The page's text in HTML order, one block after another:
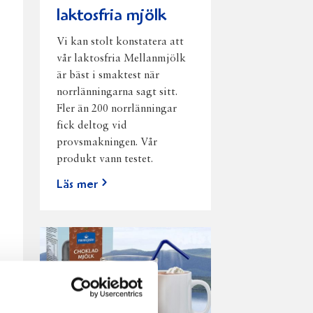
laktosfria mjölk
Vi kan stolt konstatera att
vår laktosfria Mellanmjölk
är bäst i smaktest när
norrlänningarna sagt sitt.
Fler än 200 norrlänningar
fick deltog vid
provsmakningen. Vår
produkt vann testet.
Läs mer